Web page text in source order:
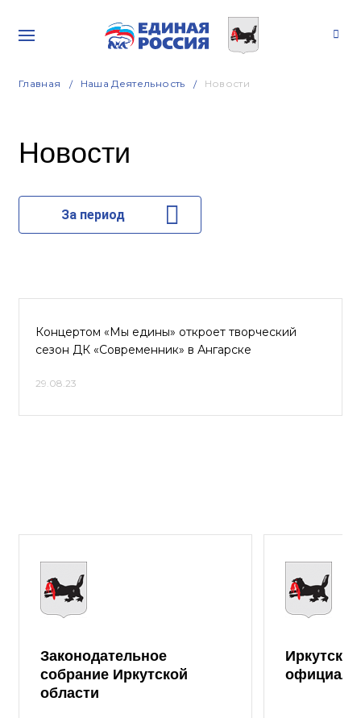
Главная Наша Деятельность Новости
Новости
За период
Концертом «Мы едины» откроет творческий
сезон ДК «Современник» в Ангарске
29.08.23
Законодательное
собрание Иркутской
области